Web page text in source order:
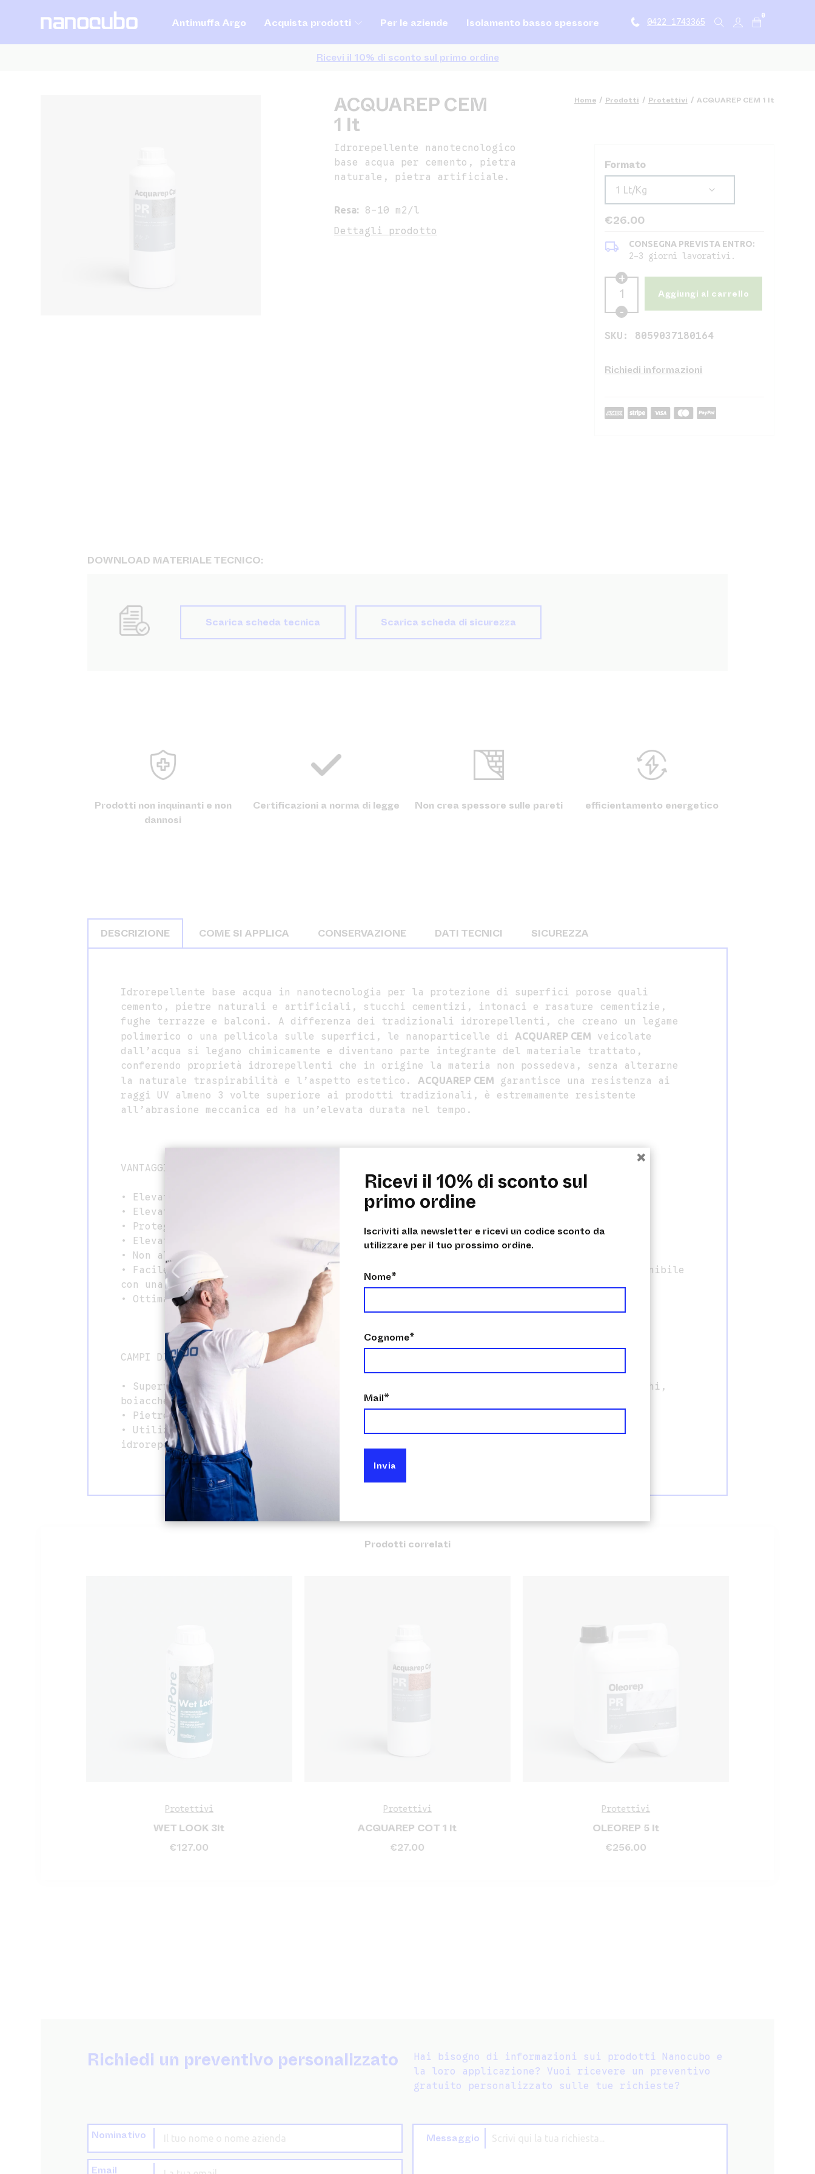
Antimuffa Argo Acquista prodotti Per le aziende Isolamento basso spessore 0422 1743365
0
Ricevi il 10% di sconto sul primo ordine
ACQUAREP CEM
1 lt
Home / Prodotti / Protettivi / ACQUAREP CEM 1 lt
Idrorepellente nanotecnologico
base acqua per cemento, pietra
naturale, pietra artificiale.
Resa:
8-10 m2/l
Dettagli prodotto
Formato
€26.00
local_shipping CONSEGNA PREVISTA ENTRO:
2-3 giorni lavorativi.
Aggiungi al carrello
SKU: 8059037180164
Richiedi informazioni
DOWNLOAD MATERIALE TECNICO:
Scarica scheda tecnica Scarica scheda di sicurezza
Prodotti non inquinanti e non
dannosi
Certificazioni a norma di legge Non crea spessore sulle pareti efficientamento energetico
DESCRIZIONE COME SI APPLICA CONSERVAZIONE DATI TECNICI SICUREZZA
Idrorepellente base acqua in nanotecnologia per la protezione di superfici porose quali
cemento, pietre naturali e artificiali, stucchi cementizi, intonaci e rasature cementizie,
fughe terrazze e balconi. A differenza dei tradizionali idrorepellenti, che creano un legame
polimerico o una pellicola sulle superfici, le nanoparticelle di
ACQUAREP CEM
veicolate
dall’acqua si legano chimicamente e diventano parte integrante del materiale trattato,
conferendo proprietà idrorepellenti che in origine la materia non possedeva, senza alterarne
la naturale traspirabilità e l’aspetto estetico.
ACQUAREP CEM
garantisce una resistenza ai
raggi UV almeno 3 volte superiore ai prodotti tradizionali, è estremamente resistente
all’abrasione meccanica ed ha un’elevata durata nel tempo.
VANTAGGI
• Elevata idrorepellenza
• Elevata resistenza ai raggi UV e all’abrasione meccanica
• Protegge dalla formazione di alghe e muschi
• Elevata durata nel tempo
• Non altera la traspirabilità e l’aspetto estetico delle superfici trattate
• Facile e veloce da applicare: sulla maggior parte delle superfici il risultato è ottenibile
con una sola applicazione
• Ottima resa e incidenza €/m2
CAMPI DI IMPIEGO
• Superfici cementizie (intonaci, rasanti, marciapiedi, fughe terrazzi e balconi, stucchi,
boiacche, ecc.)
• Pietre naturali e pietre artificiali
• Utilizzabile negli impasti in rapporto 1:2 con acqua, per creare malte e boiacche
idrorepellenti
Prodotti correlati
Protettivi
WET LOOK 3lt
€127.00
Protettivi
ACQUAREP COT 1 lt
€27.00
Protettivi
OLEOREP 5 lt
€256.00
Richiedi un preventivo personalizzato
Hai bisogno di informazioni sui prodotti Nanocubo e
la loro applicazione? Vuoi ricevere un preventivo
gratuito personalizzato sulle tue richieste?
Nominativo
Email
Messaggio
Ricevi il 10% di sconto sul
primo ordine
Iscriviti alla newsletter e ricevi un codice sconto da
utilizzare per il tuo prossimo ordine.
Nome*
Cognome*
Mail*
×